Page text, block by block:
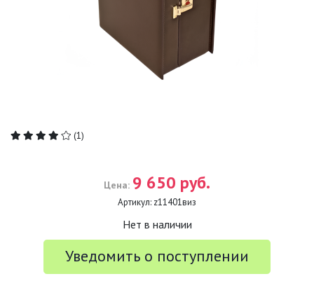
(1)
Цена: 9 650 руб.
Артикул: z11401виз
Нет в наличии
Уведомить о поступлении